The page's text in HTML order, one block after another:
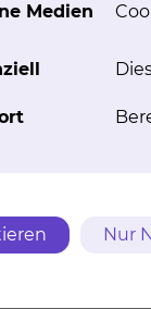
des
Medien
Nur